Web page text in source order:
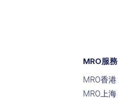
MRO服務
MRO香港
MRO上海